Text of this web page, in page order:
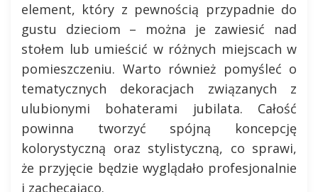
element, który z pewnością przypadnie do
gustu dzieciom – można je zawiesić nad
stołem lub umieścić w różnych miejscach w
pomieszczeniu. Warto również pomyśleć o
tematycznych dekoracjach związanych z
ulubionymi bohaterami jubilata. Całość
powinna tworzyć spójną koncepcję
kolorystyczną oraz stylistyczną, co sprawi,
że przyjęcie będzie wyglądało profesjonalnie
i zachęcająco.